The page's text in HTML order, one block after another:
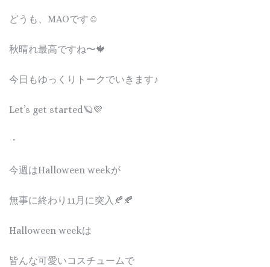
どうも、MAOです☺️
秋晴れ最高ですね〜🍁
今日もゆっくりトークでいきます♪
Let’s get started🪐💜
・
今週はHalloween weekが
無事に終わり11月に突入🍂🍂
Halloween weekは
皆んな可愛いコスチュームで